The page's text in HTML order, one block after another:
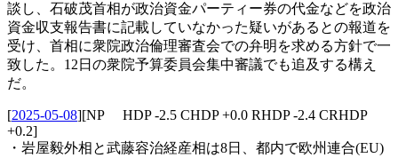
談し、石破茂首相が政治資金パーティー券の代金などを政治
資金収支報告書に記載していなかった疑いがあるとの報道を
受け、首相に衆院政治倫理審査会での弁明を求める方針で一
致した。12日の衆院予算委員会集中審議でも追及する構え
だ。
[2025-05-08][NP HDP -2.5 CHDP +0.0 RHDP -2.4 CRHDP
+0.2]
・岩屋毅外相と武藤容治経産相は8日、都内で欧州連合(EU)